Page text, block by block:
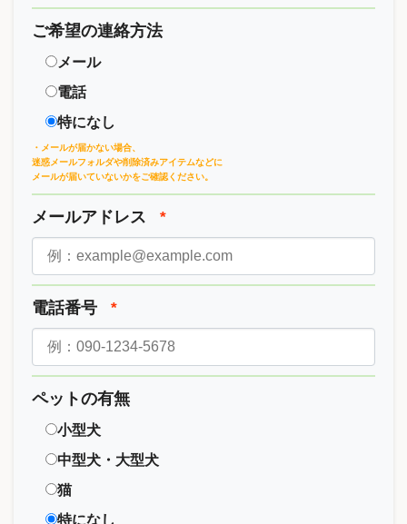
ご希望の連絡方法
メール
電話
特になし
・メールが届かない場合、
迷惑メールフォルダや削除済みアイテムなどに
メールが届いていないかをご確認ください。
メールアドレス *
電話番号 *
ペットの有無
小型犬
中型犬・大型犬
猫
特になし